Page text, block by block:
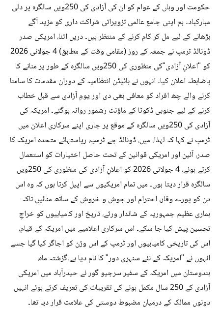
حکومت اور وہاں کے عوام کو ان کی آزادی کی 250ویں سالگرہ پر دلی
مبارکباد۔ ہم اپنی جامع عالمی تزویراتی شراکت داری کو مزید آگے
بڑھانے کے لیے مل کر کام کرنے کے منتظر ہیں۔ دریں اثنا، امریکی صدر
ڈونالڈ ٹرمپ نے جمعہ کے روز (مقامی وقت کے مطابق) 4 جولائی 2026
کو "اعلانِ آزادی"کی منظوری کی 250ویں سالگرہ کے طور پر منانے کا
باضابطہ اعلان کیا۔ انہوں نے بائیڈن انتظامیہ کے دوران مقدمات کا سامنا
کرنے والے چھ افراد کو معافی بھی دی اور یومِ آزادی سے قبل خطاب
کرنے کے لیے جنوبی ڈکوٹا کے ماؤنٹ رشمور روانہ ہوگئے۔ امریکہ کی
آزادی کی 250ویں سالگرہ کے موقع پر جاری اپنے سرکاری اعلان میں
ٹرمپ نے کہا کہ لہٰذا، میں، ڈونالڈ جے ٹرمپ، ریاستہائے متحدہ امریکہ کا
صدر، آئین اور امریکی قوانین کے تحت حاصل اختیارات کو استعمال
کرتے ہوئے، 4 جولائی 2026 کو اعلانِ آزادی کی منظوری کی 250ویں
سالگرہ قرار دیتا ہوں۔ میں تمام امریکیوں سے اپیل کرتا ہوں کہ وہ اس
دن کو پورے وقار، احترام اور جوش و خروش کے ساتھ منائیں تاکہ
ہماری عظیم جمہوریہ کے شاندار ورثے، تاریخ اور کامیابیوں کو خراجِ
تحسین پیش کیا جا سکے۔ اس سرکاری اعلامیے میں امریکہ کے قیام،
اس کی تاریخی کامیابیوں اور ٹرمپ کے اس وژن کو اجاگر کیا گیا جسے
انہوں نے "امریکہ کے نئے سنہری دور" کا نام دیا ہے۔گزشتہ ماہ،
ہندوستان میں امریکہ کے سفیر سرجیو گور نے حیدرآباد میں امریکی
آزادی کے 250 سال مکمل ہونے کی تقریبات کی تعریف کرتے ہوئے انہیں
دونوں ممالک کے درمیان مضبوط دوستی کی علامت قرار دیا تھا۔